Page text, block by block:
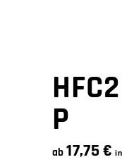
P
ab17,75€